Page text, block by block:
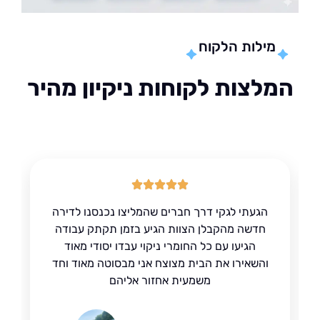
מילות הלקוח
לקוחות ניקיון מהיר
הגעתי לגקי דרך חברים שהמליצו נכנסנו לדירה
חדשה מהקבלן הצוות הגיע בזמן תקתק עבודה
הגיעו עם כל החומרי ניקוי עבדו יסודי מאוד
והשאירו את הבית מצוצח אני מבסוטה מאוד וחד
משמעית אחזור אליהם